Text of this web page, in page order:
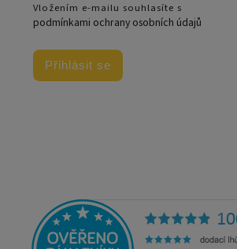
Vložením e-mailu souhlasíte s
podmínkami ochrany osobních údajů
Přihlásit se